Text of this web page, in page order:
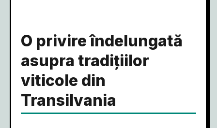
O privire îndelungată
asupra tradițiilor
viticole din
Transilvania